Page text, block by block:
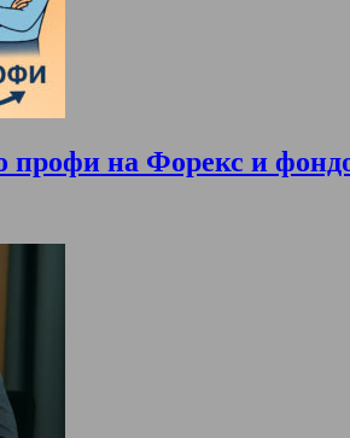
профи на Форекс и